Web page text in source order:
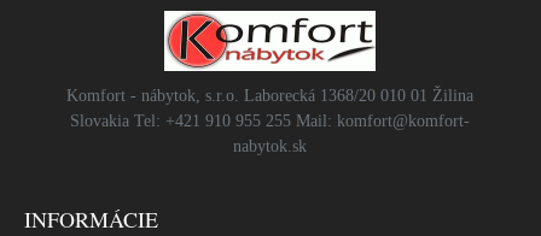
Komfort - nábytok, s.r.o. Laborecká 1368/20 010 01 Žilina
Slovakia Tel: +421 910 955 255 Mail: komfort@komfort-
nabytok.sk
INFORMÁCIE